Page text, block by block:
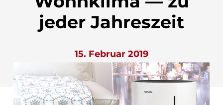
jeder Jahreszeit
15. Februar 2019